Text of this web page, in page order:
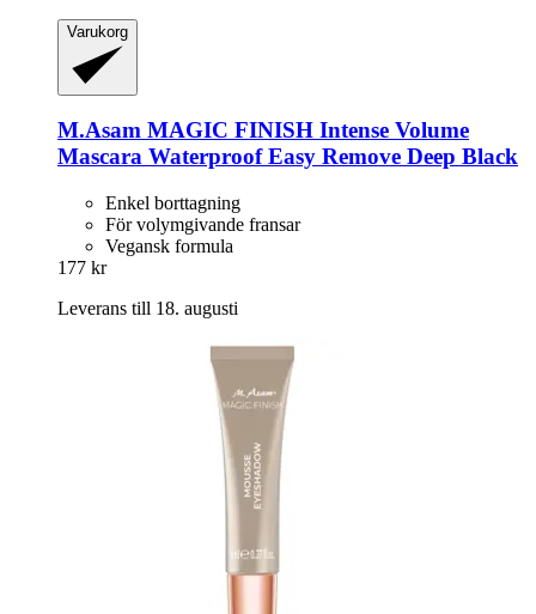
Varukorg
M.Asam MAGIC FINISH Intense Volume
Mascara Waterproof Easy Remove Deep Black
Enkel borttagning
För volymgivande fransar
Vegansk formula
177 kr
Leverans till 18. augusti